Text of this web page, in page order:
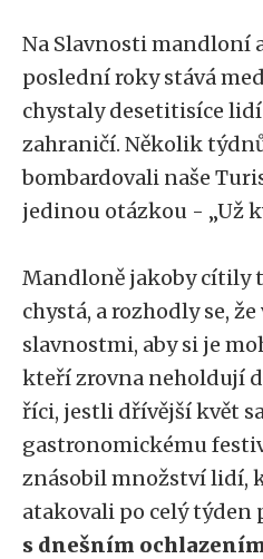
Na Slavnosti mandloní
poslední roky stává
chystaly desetitisíce
zahraničí. Několik
bombardovali naše
jedinou otázkou - „Už
Mandloně jakoby cítily
chystá, a rozhodly se,
slavnostmi, aby si je
kteří zrovna neholdují
říci, jestli dřívější květ
gastronomickému
znásobil množství lidí,
atakovali po celý týden
s dnešním